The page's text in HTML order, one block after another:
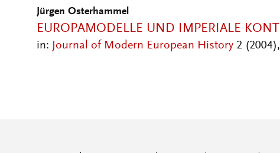
Jürgen Osterhammel
EUROPAMODELLE UND IMPERIALE
in: Journal of Modern European History 2